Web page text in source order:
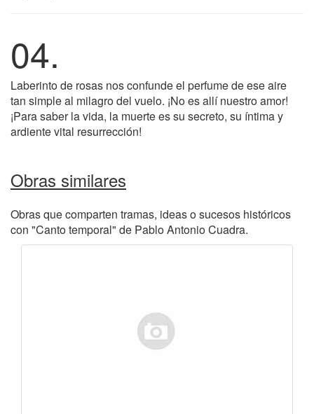
04.
Laberinto de rosas nos confunde el perfume de ese aire
tan simple al milagro del vuelo. ¡No es allí nuestro amor!
¡Para saber la vida, la muerte es su secreto, su íntima y
ardiente vital resurrección!
Obras similares
Obras que comparten tramas, ideas o sucesos históricos
con "Canto temporal" de Pablo Antonio Cuadra.